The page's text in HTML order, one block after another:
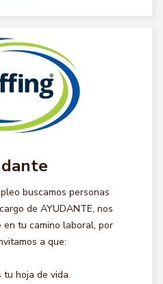
buscamos personas
de AYUDANTE, nos
tu camino laboral, por
a que:
tu hoja de vida.